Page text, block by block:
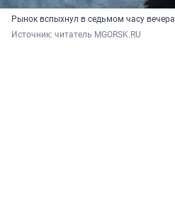
Рынок вспыхнул в седьмом часу вечера
Источник: читатель MGORSK.RU